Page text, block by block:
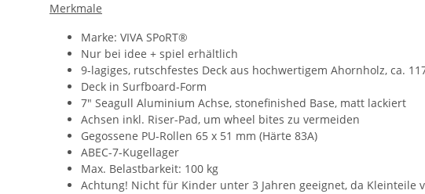
Merkmale
Marke: VIVA SPoRT®
Nur bei idee + spiel erhältlich
9-lagiges, rutschfestes Deck aus hochwertigem Ahornholz, ca.
Deck in Surfboard-Form
7" Seagull Aluminium Achse, stonefinished Base, matt lackiert
Achsen inkl. Riser-Pad, um wheel bites zu vermeiden
Gegossene PU-Rollen 65 x 51 mm (Härte 83A)
ABEC-7-Kugellager
Max. Belastbarkeit: 100 kg
Achtung! Nicht für Kinder unter 3 Jahren geeignet, da Kleinteile